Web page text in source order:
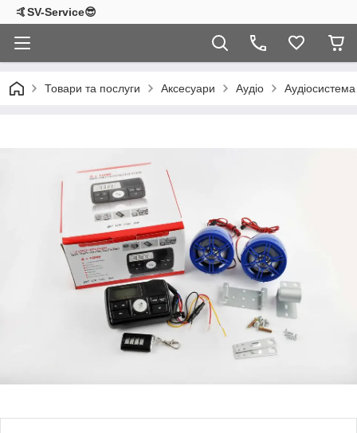
🤙SV-Service😎
Товари та послуги Аксесуари Аудіо